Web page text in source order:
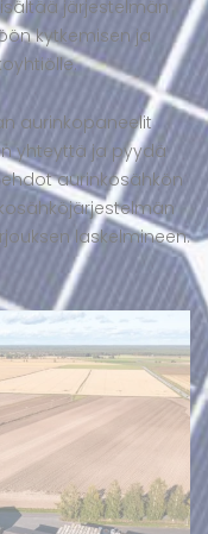
järjestelmän
kytkemisen ja
aurinkopaneelit
yhteyttä ja pyydä
aurinkosähkön
laskelmineen.